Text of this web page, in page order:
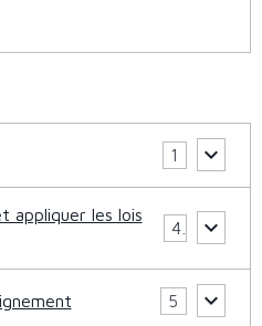
1
appliquer les lois
5